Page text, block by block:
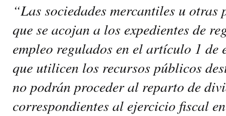
“Las sociedades mercantiles u
que se acojan a los expedientes de
empleo regulados en el artículo 1 de
que utilicen los recursos públicos
no podrán proceder al reparto de
correspondientes al ejercicio fiscal